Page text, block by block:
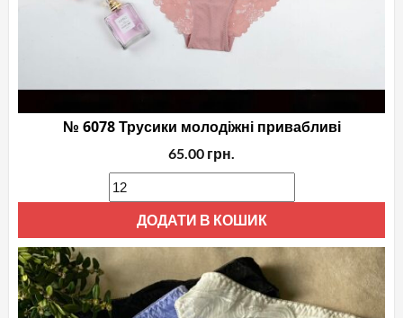
№ 6078 Трусики молодіжні привабливі
65.00 грн.
ДОДАТИ В КОШИК